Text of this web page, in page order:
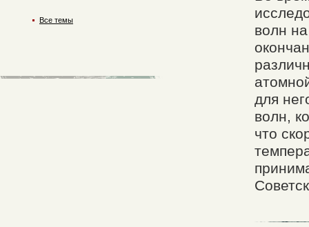
волн
для
волн,
что
Все темы